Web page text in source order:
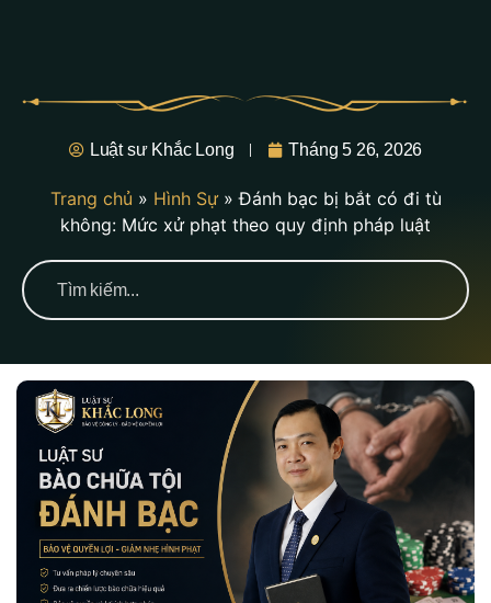
Luật sư Khắc Long Tháng 5 26, 2026
Trang chủ » Hình Sự»Đánh bạc bị bắt có đi tù
không: Mức xử phạt theo quy định pháp luật